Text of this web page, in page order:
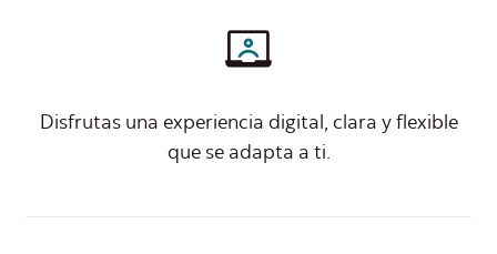
Disfrutas una experiencia digital, clara y flexible
que se adapta a ti.